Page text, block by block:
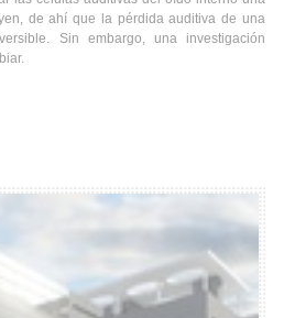
de ahí que la pérdida auditiva de una
Sin embargo, una investigación